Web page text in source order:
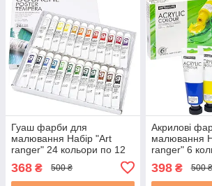
Гуаш фарби для
малювання Набір "Art
ranger" 24 кольори по 12
368 ₴ 500 ₴
Акрилові
малювання
ranger" 6
398₴ 500 ₴